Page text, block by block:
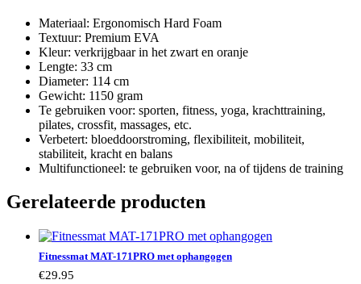
Materiaal: Ergonomisch Hard Foam
Textuur: Premium EVA
Kleur: verkrijgbaar in het zwart en oranje
Lengte: 33 cm
Diameter: 114 cm
Gewicht: 1150 gram
Te gebruiken voor: sporten, fitness, yoga, krachttraining,
pilates, crossfit, massages, etc.
Verbetert: bloeddoorstroming, flexibiliteit, mobiliteit,
stabiliteit, kracht en balans
Multifunctioneel: te gebruiken voor, na of tijdens de training
Gerelateerde producten
Fitnessmat MAT-171PRO met ophangogen
€29.95